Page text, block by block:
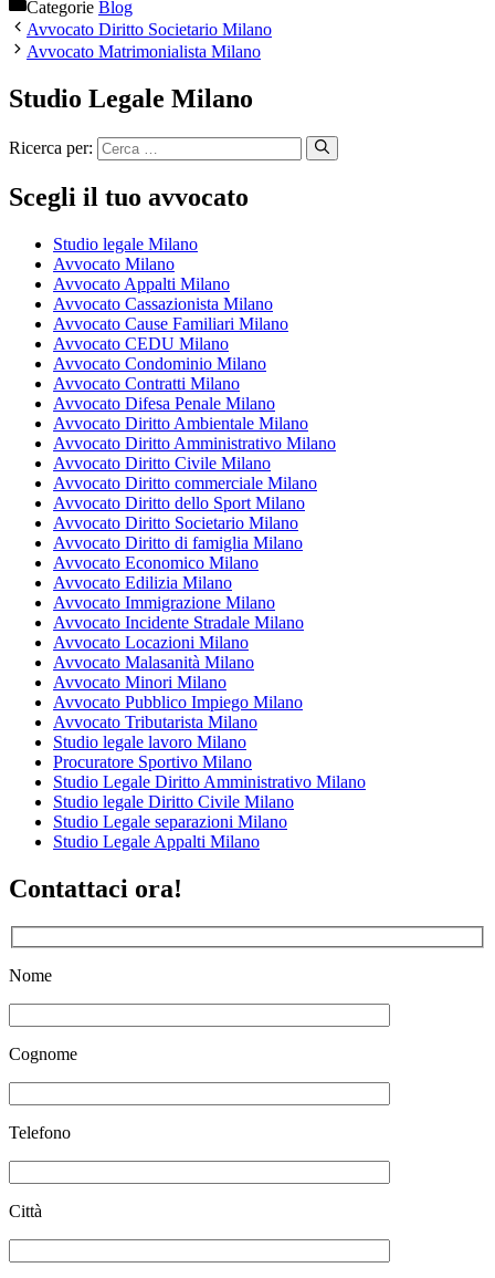
Categorie Blog
Avvocato Diritto Societario Milano
Avvocato Matrimonialista Milano
Studio Legale Milano
Ricerca per:
Scegli il tuo avvocato
Studio legale Milano
Avvocato Milano
Avvocato Appalti Milano
Avvocato Cassazionista Milano
Avvocato Cause Familiari Milano
Avvocato CEDU Milano
Avvocato Condominio Milano
Avvocato Contratti Milano
Avvocato Difesa Penale Milano
Avvocato Diritto Ambientale Milano
Avvocato Diritto Amministrativo Milano
Avvocato Diritto Civile Milano
Avvocato Diritto commerciale Milano
Avvocato Diritto dello Sport Milano
Avvocato Diritto Societario Milano
Avvocato Diritto di famiglia Milano
Avvocato Economico Milano
Avvocato Edilizia Milano
Avvocato Immigrazione Milano
Avvocato Incidente Stradale Milano
Avvocato Locazioni Milano
Avvocato Malasanità Milano
Avvocato Minori Milano
Avvocato Pubblico Impiego Milano
Avvocato Tributarista Milano
Studio legale lavoro Milano
Procuratore Sportivo Milano
Studio Legale Diritto Amministrativo Milano
Studio legale Diritto Civile Milano
Studio Legale separazioni Milano
Studio Legale Appalti Milano
Contattaci ora!
Nome
Cognome
Telefono
Città